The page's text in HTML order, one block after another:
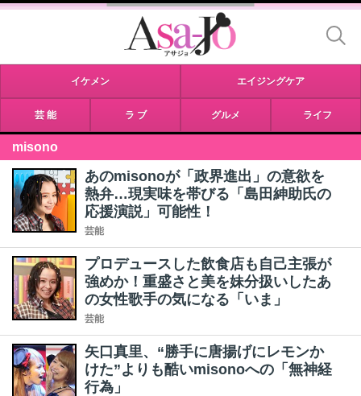
イケメン エイジングケア
芸 能 ラ ブ グルメ ライフ
misono
あのmisonoが「政界進出」の意欲を
熱弁…現実味を帯びる「島田紳助氏の
応援演説」可能性！
芸能
プロデュースした飲食店も自己主張が
強めか！重盛さと美を妹分扱いしたあ
の女性歌手の気になる「いま」
芸能
矢口真里、“勝手に唐揚げにレモンか
けた”よりも酷いmisonoへの「無神経
行為」